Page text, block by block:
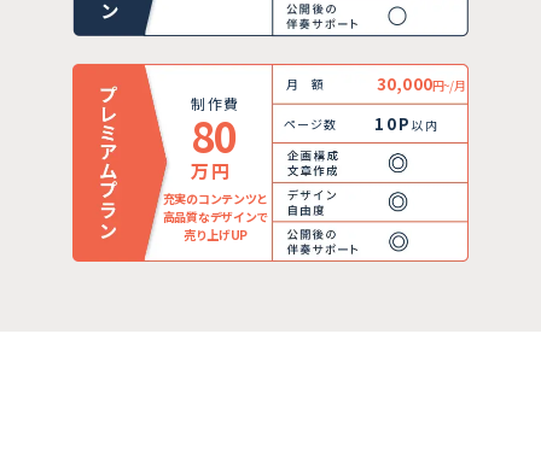
制作費
80
万円
充実のコンテンツと
高品質なデザインで
売り上げUP
月額 30,000円~/月
ページ数 10P 以内